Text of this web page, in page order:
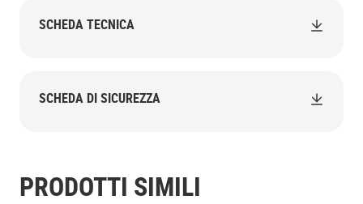
SCHEDA TECNICA
SCHEDA DI SICUREZZA
PRODOTTI SIMILI